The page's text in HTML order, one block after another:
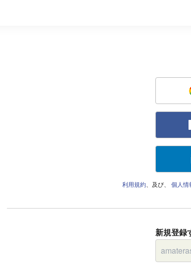
利用規約、及び、 個人情
新規登録